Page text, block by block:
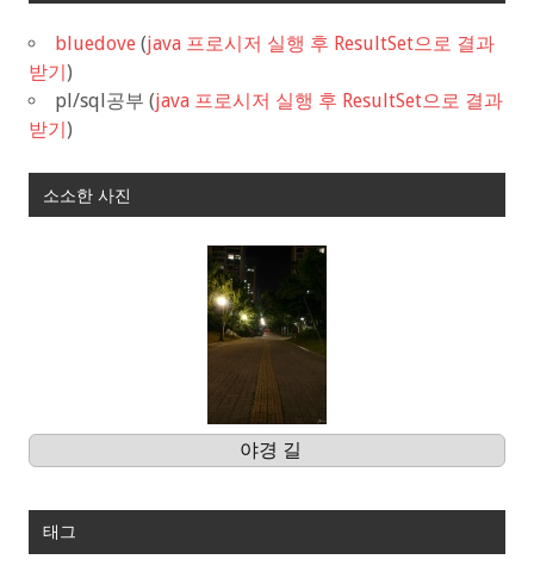
bluedove (java 프로시저 실행 후 ResultSet으로 결과
받기)
pl/sql공부 (java 프로시저 실행 후 ResultSet으로 결과
받기)
소소한 사진
야경 길
태그